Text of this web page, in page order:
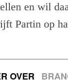
en wil
Partin op
OVER